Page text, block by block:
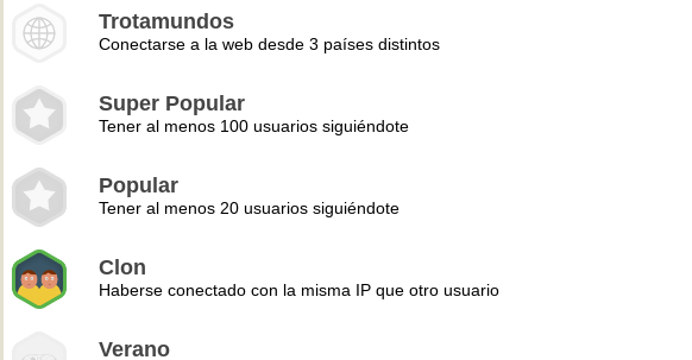
Trotamundos
Conectarse a la web desde 3 países distintos
Super Popular
Tener al menos 100 usuarios siguiéndote
Popular
Tener al menos 20 usuarios siguiéndote
Clon
Haberse conectado con la misma IP que otro usuario
Verano